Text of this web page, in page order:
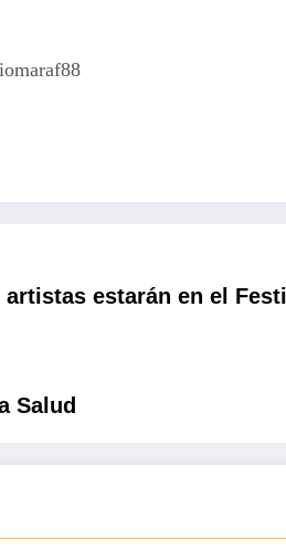
artistas estarán en el
Salud